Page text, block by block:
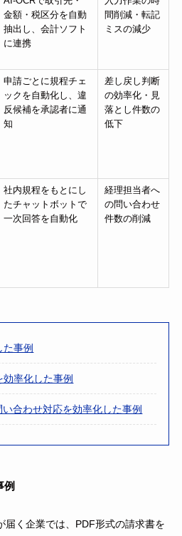
金額・税区分を自動
抽出し、会計ソフト
に連携
間削減・転記
ミスの減少
申請ごとに規程チェ
ックを自動化し、違
反候補を承認者に通
知
差し戻し判断
の効率化・見
落とし件数の
低下
社内規程をもとにし
たチャットボットで
一次回答を自動化
経理担当者へ
の問い合わせ
件数の削減
事例
率化した事例
合わせ対応を効率化した事例
例
届く企業では、PDF形式の請求書を